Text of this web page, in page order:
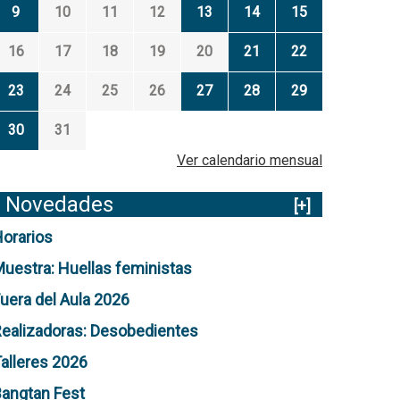
9 10 11 12 13 14 15
16 17 18 19 20 21 22
23 24 25 26 27 28 29
30
31
Ver calendario mensual
Novedades
[+]
Huellas feministas
del Aula 2026
Desobedientes
2026
Fest